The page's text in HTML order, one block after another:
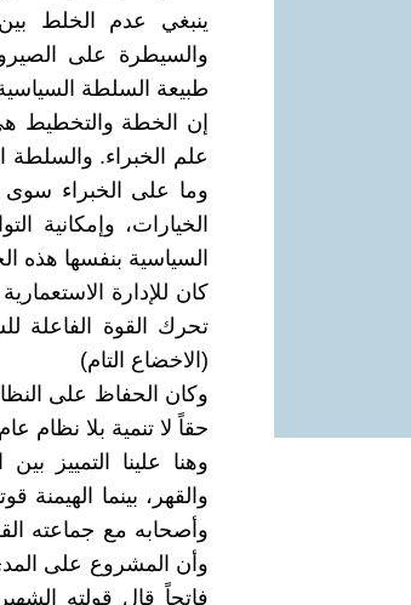
ينبغي عدم الخلط
والسيطرة على
طبيعة السلطة السياسية
إن الخطة
علم الخبراء. والسلطة
وما على الخبراء سوى
الخيارات، وإمكانية
السياسية بنفسها هذه
كان للإدارة
تحرك القوة الفاعلة
(الاخضاع التام)
وكان الحفاظ على
حقاً لا تنمية بلا نظام
وهنا علينا التمييز
والقهر، بينما الهيمنة
وأصحابه مع جماعته
وأن المشروع على
فاتحاً قال قولته